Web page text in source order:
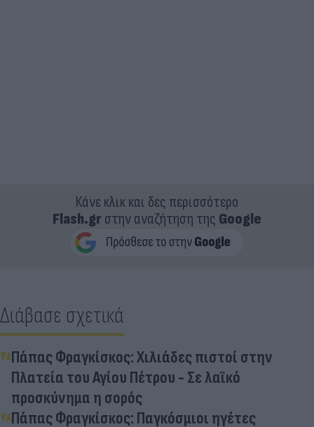
Κάνε κλικ και δες περισσότερο
Flash.grστην αναζήτηση της Google
Διάβασε σχετικά
Πάπας Φραγκίσκος: Χιλιάδες πιστοί στην
Πλατεία του Αγίου Πέτρου - Σε λαϊκό
προσκύνημα η σορός
Πάπας Φραγκίσκος: Παγκόσμιοι ηγέτες